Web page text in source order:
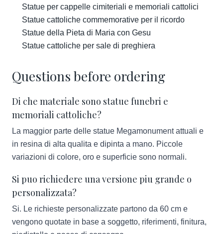
Statue per cappelle cimiteriali e memoriali cattolici
Statue cattoliche commemorative per il ricordo
Statue della Pieta di Maria con Gesu
Statue cattoliche per sale di preghiera
Questions before ordering
Di che materiale sono statue funebri e
memoriali cattoliche?
La maggior parte delle statue Megamonument attuali e
in resina di alta qualita e dipinta a mano. Piccole
variazioni di colore, oro e superficie sono normali.
Si puo richiedere una versione piu grande o
personalizzata?
Si. Le richieste personalizzate partono da 60 cm e
vengono quotate in base a soggetto, riferimenti, finitura,